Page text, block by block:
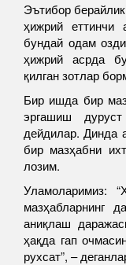
Эътибор
ҳижрий еттинчи
бундай одам
ҳижрий асрда
қилган зотлар
Бир ишда бир
эргашиш
дейдилар. Динда
бир мазҳабни
лозим.
Уламоларимиз:
мазҳабларнинг
аниқлаш
ҳақда гап
рухсат”, –